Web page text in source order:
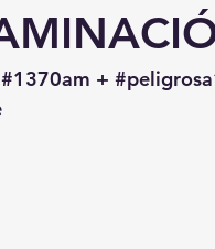
#1370am +